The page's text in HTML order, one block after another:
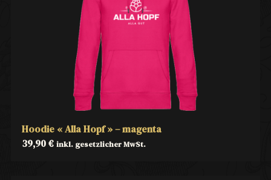
Hoodie « Alla Hopf » – magenta
39,90€ inkl. gesetzlicher MwSt.